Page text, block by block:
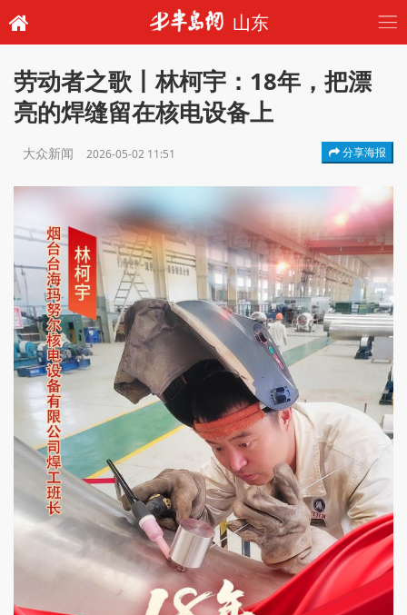
山东
劳动者之歌丨林柯宇：18年，把漂
亮的焊缝留在核电设备上
大众新闻 2026-05-02 11:51 分享海报